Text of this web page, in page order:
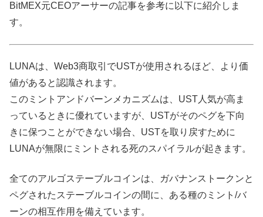
BitMEX元CEOアーサーの記事を参考に以下に紹介しま
す。
LUNAは、Web3商取引でUSTが使用されるほど、より価
値があると認識されます。
このミントアンドバーンメカニズムは、UST人気が高ま
っているときに優れていますが、USTがそのペグを下向
きに保つことができない場合、USTを取り戻すために
LUNAが無限にミントされる死のスパイラルが起きます。
全てのアルゴステーブルコインは、ガバナンストークンと
ペグされたステーブルコインの間に、ある種のミント/バ
ーンの相互作用を備えています。